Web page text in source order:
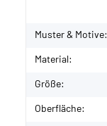
Muster & Motive:
Material:
Größe:
Oberfläche: